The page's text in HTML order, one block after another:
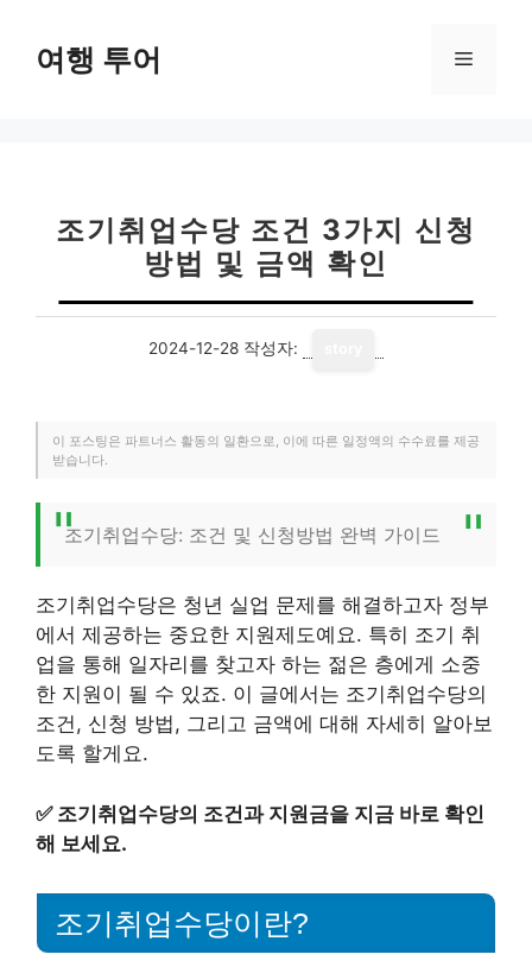
여행 투어 메
조기취업수당 조건 3가지 신청
방법 및 금액 확인
2024-12-28 작성자:
이 포스팅은 파트너스 활동의 일환으로, 이에 따른 일정액의 수수료를 제공
받습니다.
조기취업수당: 조건 및 신청방법 완벽 가이드
조기취업수당은 청년 실업 문제를 해결하고자 정부
에서 제공하는 중요한 지원제도예요. 특히 조기 취
업을 통해 일자리를 찾고자 하는 젊은 층에게 소중
한 지원이 될 수 있죠. 이 글에서는 조기취업수당의
조건, 신청 방법, 그리고 금액에 대해 자세히 알아보
도록 할게요.
✅ 조기취업수당의 조건과 지원금을 지금 바로 확인
해 보세요.
조기취업수당이란?